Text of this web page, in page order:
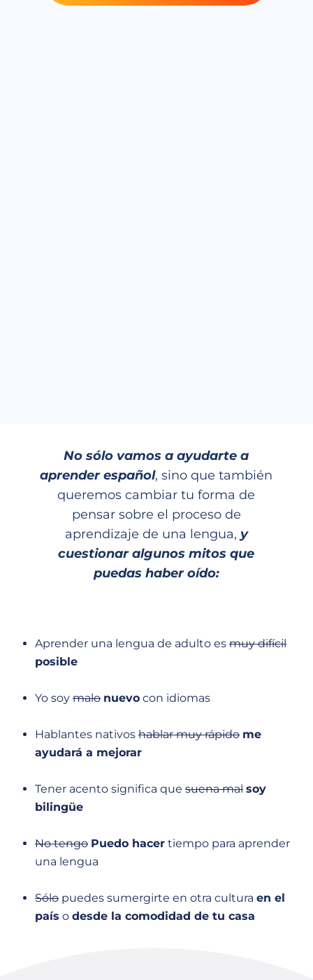
No sólo vamos a ayudarte a
aprender español, sino que también
queremos cambiar tu forma de
pensar sobre el proceso de
aprendizaje de una lengua, y
cuestionar algunos mitos que
puedas haber oído:
Aprender una lengua de adulto es muy difícil
posible
Yo soy malo nuevo con idiomas
Hablantes nativos hablar muy rápido me
ayudará a mejorar
Tener acento significa que suena mal soy
bilingüe
No tengo Puedo hacer tiempo para aprender
una lengua
Sólo puedes sumergirte en otra cultura en el
país o desde la comodidad de tu casa